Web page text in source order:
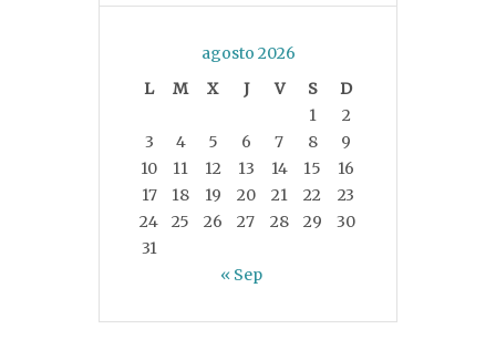
agosto 2026
L
M X J V S
D
1
2
3
4 5 6 7 8
9
10
11 12 13 14 15
16
17
18 19 20 21 22
23
24
25 26 27 28 29
30
31
« Sep